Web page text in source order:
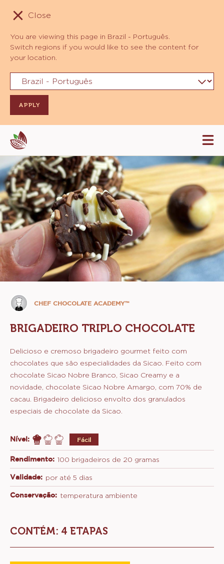
Close
You are viewing this page in Brazil - Português.
Switch regions if you would like to see the content for
your location.
Skip
to
main
content
Chef
Chocolate
Academy™
CHEF CHOCOLATE ACADEMY™
BRIGADEIRO TRIPLO CHOCOLATE
Delicioso e cremoso brigadeiro gourmet feito com
chocolates que são especialidades da Sicao. Feito com
chocolate Sicao Nobre Branco, Sicao Creamy e a
novidade, chocolate Sicao Nobre Amargo, com 70% de
cacau. Brigadeiro delicioso envolto dos granulados
especiais de chocolate da Sicao.
Nível: Fácil
Rendimento: 100 brigadeiros de 20 gramas
Validade: por até 5 dias
Conservação: temperatura ambiente
CONTÉM: 4 ETAPAS